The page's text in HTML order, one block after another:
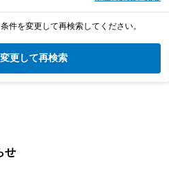
件を変更して再検索してください。
更して再検索
せ